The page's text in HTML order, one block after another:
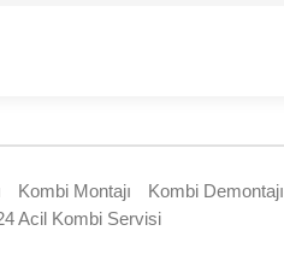
Kombi Montajı Kombi Demontajı
Acil Kombi Servisi